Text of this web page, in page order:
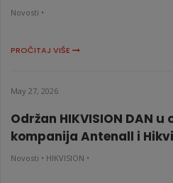
Novosti •
PROČITAJ VIŠE
May 27, 2026
Održan HIKVISION DAN
kompanija Antenall i
Novosti • HIKVISION •